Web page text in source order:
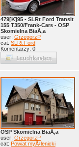
479[K]95 - SLRt Ford Transit
155 T350/Frank-Cars - OSP
Skomielna BiaÅ‚a
user: GrzegorzP
cat: SLRt Ford
Komentarzy: 0
OSP Skomielna BiaÅ‚a
user: GrzegorzP
cat: Powiat myÅ›lenicki